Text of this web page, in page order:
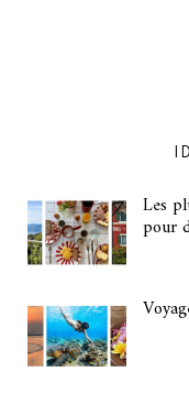
Les
pour